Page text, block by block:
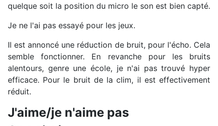
quelque soit la position du micro le son est bien capté.
Je ne l'ai pas essayé pour les jeux.
Il est annoncé une réduction de bruit, pour l'écho. Cela
semble fonctionner. En revanche pour les bruits
alentours, genre une école, je n'ai pas trouvé hyper
efficace. Pour le bruit de la clim, il est effectivement
réduit.
J'aime/je n'aime pas